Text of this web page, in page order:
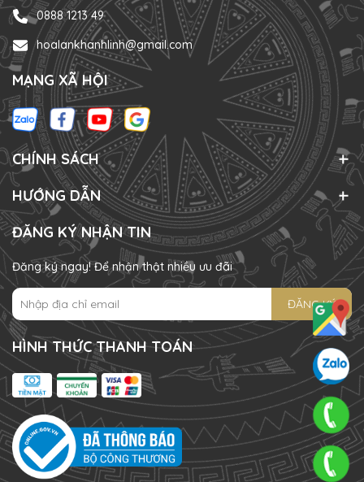
0888 1213 49
hoalankhanhlinh@gmail.com
MẠNG XÃ HỘI
CHÍNH SÁCH
HƯỚNG DẪN
ĐĂNG KÝ NHẬN TIN
Đăng ký ngay! Để nhận thật nhiều ưu đãi
ĐĂNG KÝ
HÌNH THỨC THANH TOÁN